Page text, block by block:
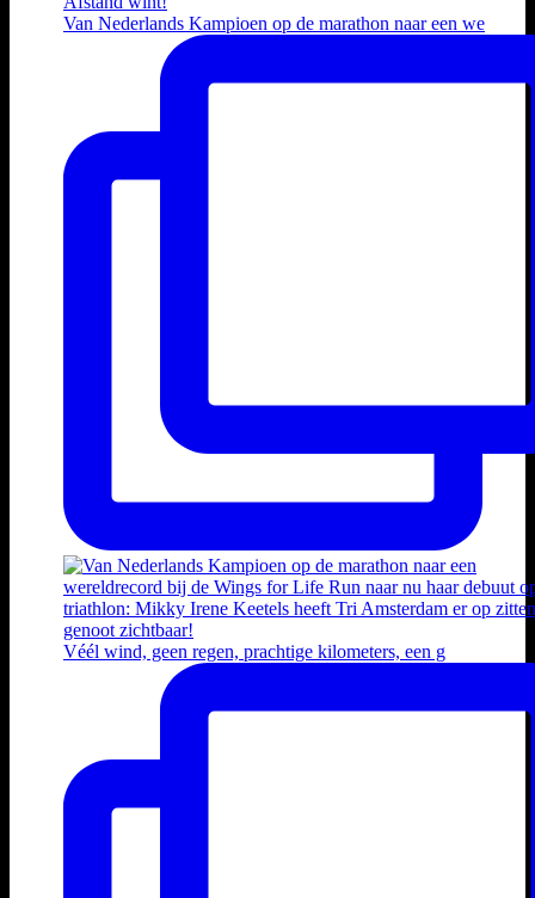
Van Nederlands Kampioen op de marathon naar een we
Véél wind, geen regen, prachtige kilometers, een g